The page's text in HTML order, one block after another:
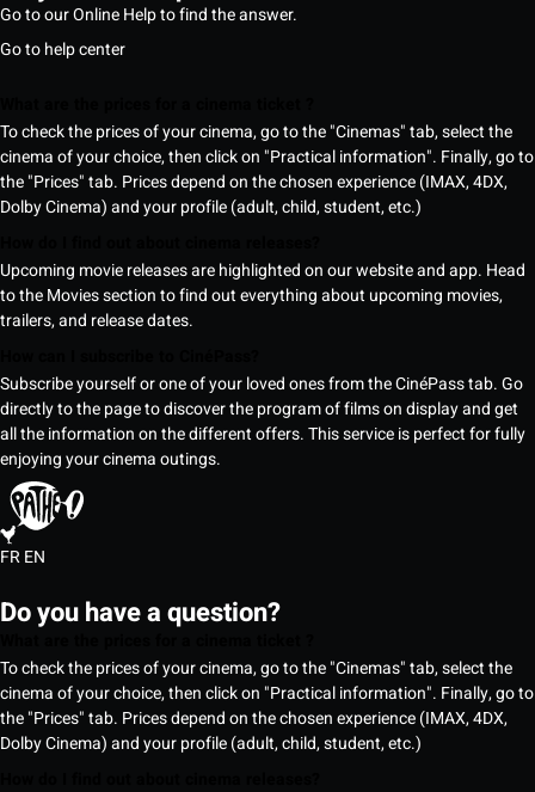
Go to our Online Help to find the answer.
Go to help center
To check the prices of your cinema, go to the "Cinemas" tab, select the
cinema of your choice, then click on "Practical information". Finally, go to
the "Prices" tab. Prices depend on the chosen experience (IMAX, 4DX,
Dolby Cinema) and your profile (adult, child, student, etc.)
Upcoming movie releases are highlighted on our website and app. Head
to the Movies section to find out everything about upcoming movies,
trailers, and release dates.
Subscribe yourself or one of your loved ones from the CinéPass tab. Go
directly to the page to discover the program of films on display and get
all the information on the different offers. This service is perfect for fully
enjoying your cinema outings.
FREN
Do you have a question?
To check the prices of your cinema, go to the "Cinemas" tab, select the
cinema of your choice, then click on "Practical information". Finally, go to
the "Prices" tab. Prices depend on the chosen experience (IMAX, 4DX,
Dolby Cinema) and your profile (adult, child, student, etc.)